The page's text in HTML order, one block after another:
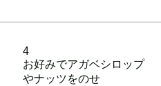
4
お好みでアガベシロップ
やナッツをのせ